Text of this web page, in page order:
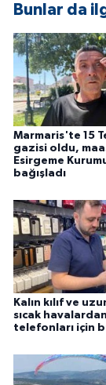
Bunlar da
Marmaris'te 15
gazisi oldu,
Esirgeme
bağışladı
Kalın kılıf ve
sıcak
telefonları için
Turizm
ÜLKE
YAŞAM
Yerel